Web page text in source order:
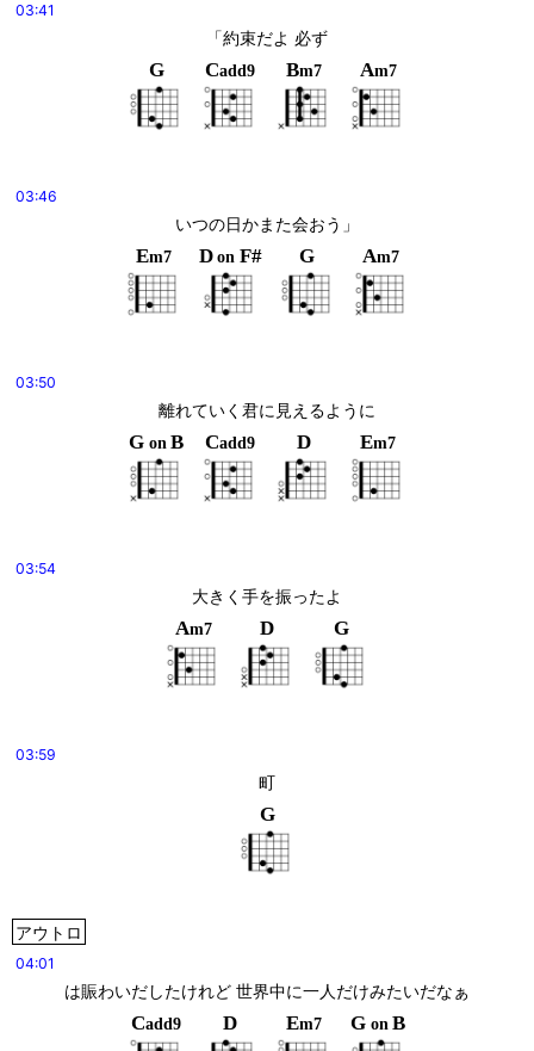
03:41
「約束だよ 必ず
G Cadd9 Bm7 Am7
03:46
いつの日かまた会おう」
Em7 D on F# G Am7
03:50
離れていく君に見えるように
G on B Cadd9 D Em7
03:54
大きく手を振ったよ
Am7 D G
03:59
町
G
アウトロ
04:01
は賑わいだしたけれど 世界中に一人だけみたいだなぁ
Cadd9 D Em7 G on B